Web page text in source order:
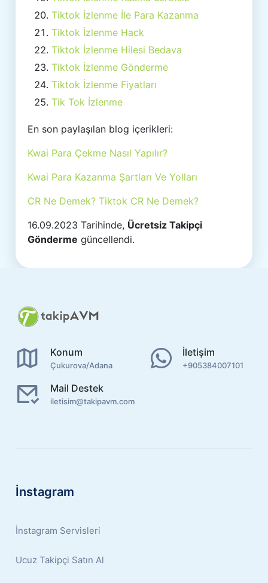
Tiktok İzlenme İle Para Kazanma
Tiktok İzlenme Hack
Tiktok İzlenme Hilesi Bedava
Tiktok İzlenme Gönderme
Tiktok İzlenme Fiyatları
Tik Tok İzlenme
En son paylaşılan blog içerikleri:
Kwai Para Çekme Nasıl Yapılır?
Kwai Para Kazanma Şartları Ve Yolları
CR Ne Demek? Tiktok CR Ne Demek?
16.09.2023 Tarihinde, Ücretsiz Takipçi
Gönderme güncellendi.
Konum
Çukurova/Adana
İletişim
+905384007101
Mail Destek
iletisim@takipavm.com
İnstagram
İnstagram Servisleri
Ucuz Takipçi Satın Al